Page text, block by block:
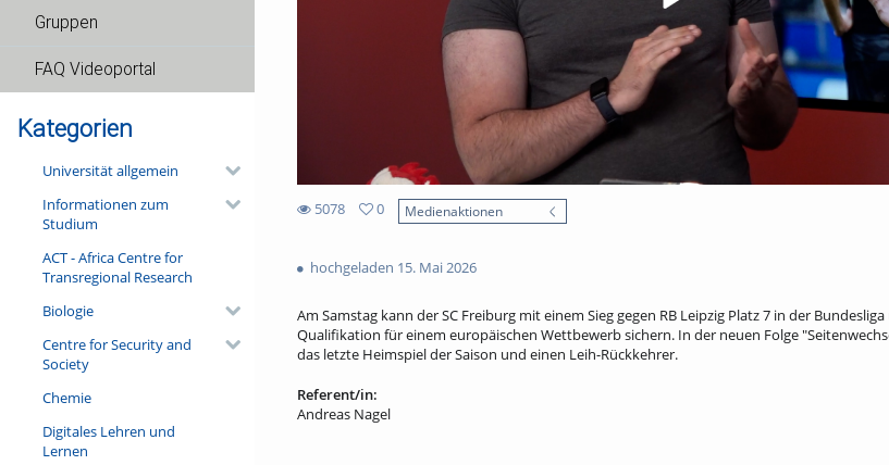
Gruppen
FAQ Videoportal
Kategorien
Universität allgemein
Informationen zum
Studium
ACT - Africa Centre for
Transregional Research
Biologie
Centre for Security and
Society
Chemie
Digitales Lehren und
Lernen
5078
views
0
Medienaktionen
hochgeladen 15. Mai 2026
Am Samstag kann der SC Freiburg mit einem Sieg gegen RB Leipzig Platz 7 in der
Qualifikation für einem europäischen Wettbewerb sichern. In der neuen Folge
das letzte Heimspiel der Saison und einen Leih-Rückkehrer.
Referent/in:
Andreas Nagel